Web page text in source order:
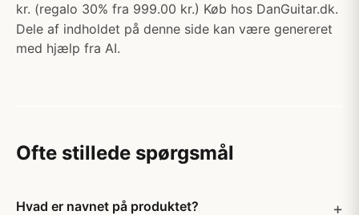
kr. (regalo 30% fra 999.00 kr.) Køb hos DanGuitar.dk.
Dele af indholdet på denne side kan være genereret
med hjælp fra AI.
Ofte stillede spørgsmål
Hvad er navnet på produktet?